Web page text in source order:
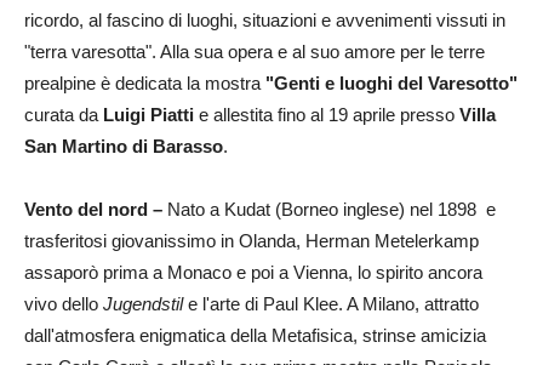
ricordo, al fascino di luoghi, situazioni e avvenimenti vissuti in
"terra varesotta". Alla sua opera e al suo amore per le terre
prealpine è dedicata la mostra "Genti e luoghi del Varesotto"
curata da Luigi Piatti e allestita fino al 19 aprile presso Villa
San Martino di Barasso.
Vento del nord – Nato a Kudat (Borneo inglese) nel 1898 e
trasferitosi giovanissimo in Olanda, Herman Metelerkamp
assaporò prima a Monaco e poi a Vienna, lo spirito ancora
vivo dello Jugendstile l'arte di Paul Klee. A Milano, attratto
dall'atmosfera enigmatica della Metafisica, strinse amicizia